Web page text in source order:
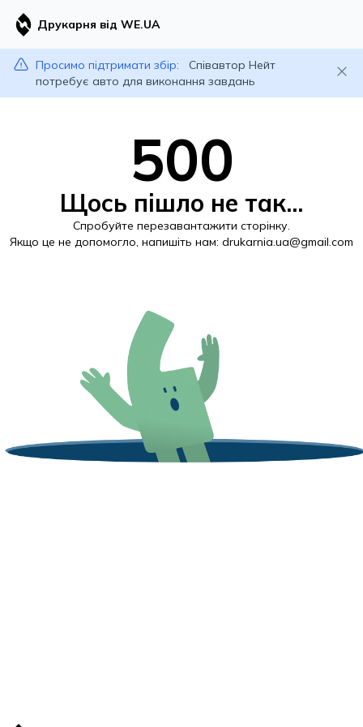
Друкарня від WE.UA
Просимо підтримати збір:
Співавтор Нейт
потребує авто для виконання завдань
500
Щось пішло не так...
Спробуйте перезавантажити сторінку.
Якщо це не допомогло, напишіть нам: drukarnia.ua@gmail.com